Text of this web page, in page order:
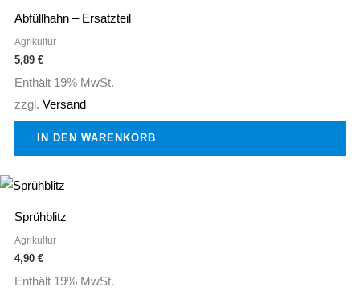
der
Produktseite
gewählt
werden
Abfüllhahn – Ersatzteil
Agrikultur
5,89 €
Enthält 19% MwSt.
zzgl. Versand
IN DEN WARENKORB
Sprühblitz
Agrikultur
4,90 €
Enthält 19% MwSt.